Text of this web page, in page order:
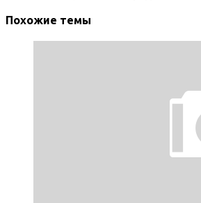
Похожие темы